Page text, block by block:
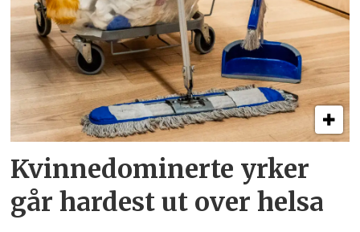
Kvinnedominerte yrker
går hardest ut over helsa